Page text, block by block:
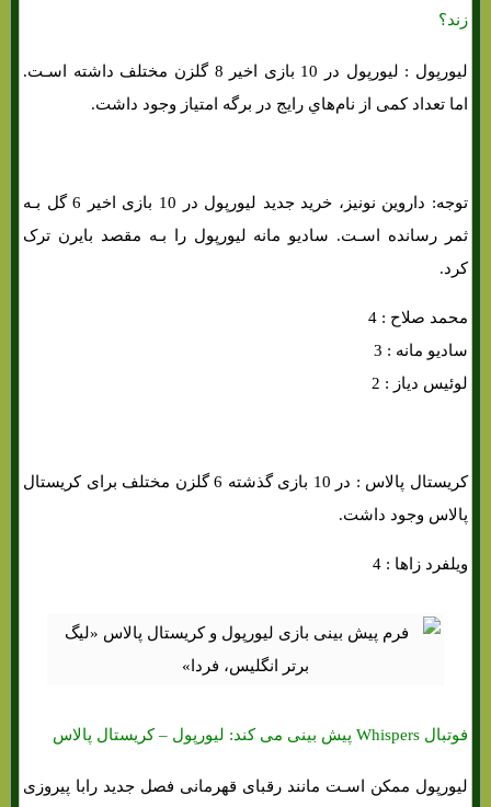
زند؟
لیورپول : لیورپول در 10 بازی اخیر 8 گلزن مختلف داشته اسـت.
اما تعداد کمی از نام‌هاي‌ رایج در برگه امتیاز وجود داشت.
توجه: داروین نونیز، خرید جدید لیورپول در 10 بازی اخیر 6 گل بـه
ثمر رسانده اسـت. سادیو مانه لیورپول را بـه مقصد بایرن ترک
کرد.
محمد صلاح : 4
سادیو مانه : 3
لوئیس دیاز : 2
کریستال پالاس : در 10 بازی گذشته 6 گلزن مختلف برای کریستال
پالاس وجود داشت.
ویلفرد زاها : 4
فوتبال Whispers پیش بینی می کند: لیورپول – کریستال پالاس
لیورپول ممکن اسـت مانند رقبای قهرمانی فصل جدید رابا پیروزی